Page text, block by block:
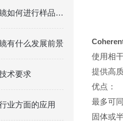
国产共聚焦显微镜如何进行样品的准备和操作？
有什么发展前景
术要求
业方面的应用
使用相
提供高
优点：
最多可
固体或